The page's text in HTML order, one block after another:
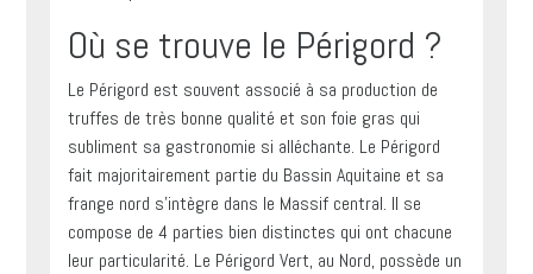
Où se trouve le Périgord ?
Le Périgord est souvent associé à sa production de
truffes de très bonne qualité et son foie gras qui
subliment sa gastronomie si alléchante. Le Périgord
fait majoritairement partie du Bassin Aquitaine et sa
frange nord s’intègre dans le Massif central. Il se
compose de 4 parties bien distinctes qui ont chacune
leur particularité. Le Périgord Vert, au Nord, possède un